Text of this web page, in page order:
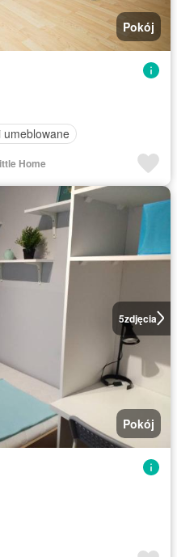
Pokój
umeblowane
Home
5zdjęcia
Pokój